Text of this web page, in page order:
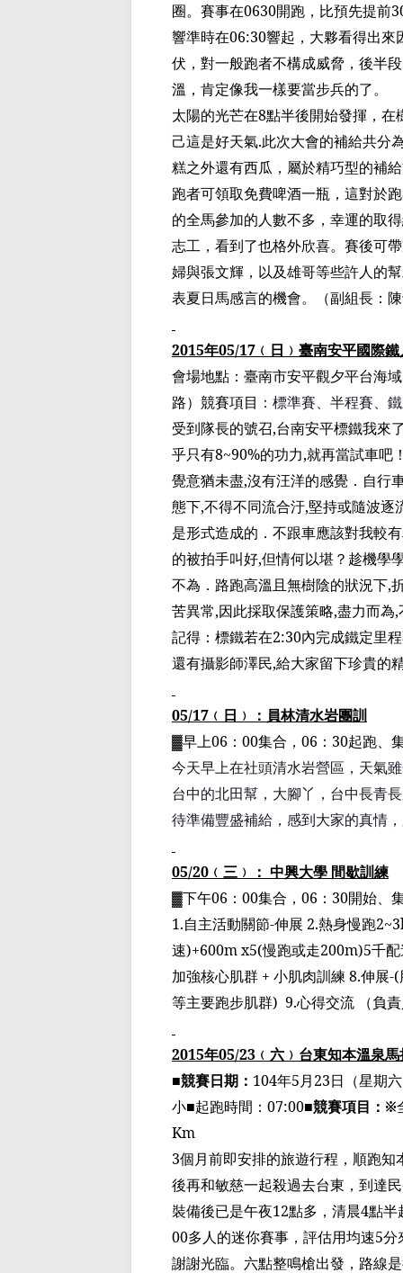
圈。賽事在0630開跑，比預先提前
響準時在06:30響起，大夥看得出來
伏，對一般跑者不構成威脅，後半
溫，肯定像我一樣要當步兵的了。
太陽的光芒在8點半後開始發揮，在
己這是好天氣.此次大會的補給共分
糕之外還有西瓜，屬於精巧型的補
跑者可領取免費啤酒一瓶，這對於
的全馬參加的人數不多，幸運的取
志工，看到了也格外欣喜。賽後可
婦與張文輝，以及雄哥等些許人的
表夏日馬感言的機會。
（副組長：
2015年05/17 ﹙ 日 ﹚ 臺南安平國際
會場地點： 臺南市安平觀夕平台海
路）競賽項目 ：標準賽、 半程賽、
受到隊長的號召,台南安平標鐵我來
乎只有8~90%的功力,就再當試車吧
覺意猶未盡,沒有汪洋的感覺．自行
態下,不得不同流合汙,堅持或隨波逐
是形式造成的．不跟車應該對我較
的被拍手叫好,但情何以堪？趁機學
不為．路跑高溫且無樹陰的狀況下,
苦異常,因此採取保護策略,盡力而為,
記得： 標鐵若在2:30內完成鐵定里
還有攝影師澤民,給大家留下珍貴的
05/17 ﹙ 日 ﹚ ：員林清水岩團訓
▓早上06 ： 00集合， 06 ： 30起跑、
今天早上在社頭清水岩營區，天氣
台中的北田幫 ，大腳丫，台中長青
待準備豐盛補給，感到大家的真情，
05/20 ﹙ 三 ﹚ ： 中興大學 間歇訓練
▓下午06 ： 00集合， 06 ： 30開始、
1.自主活動關節-伸展 2.熱身慢跑
速)+600m x5(慢跑或走200m)5千
加強核心肌群 + 小肌肉訓練 8.伸展-(
等主要跑步肌群) 9.心得交流 （負
2015年05/23 ﹙ 六 ﹚ 台東知本溫泉
■競賽日期： 104年5月23日（星期
小■起跑時間： 07:00■競賽項目：※
Km
3個月前即安排的旅遊行程， 順跑知
後再和敏慈一起殺過去台東，到達
裝備後已是午夜12點多，清晨4點半
00多人的迷你賽事，評估用均速5分
謝謝光臨。六點整鳴槍出發，路線